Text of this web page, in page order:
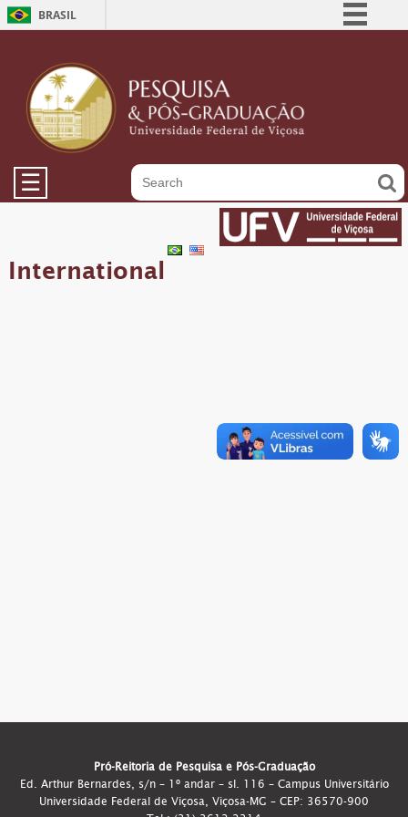
BRASIL
Participe
Acesso à informação
Legislação
☰
International
Pró-Reitoria de Pesquisa e Pós-Graduação
Ed. Arthur Bernardes, s/n – 1º andar – sl. 116 – Campus Universitário
Universidade Federal de Viçosa, Viçosa-MG – CEP: 36570-900